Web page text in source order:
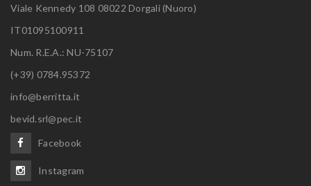
Viale Kennedy 108 08022 Dorgali (Nuoro)
IT01095100911
Num. R.E.A.: NU-75107
(+39) 0784.95372
info@berritta.it
bevid.srl@pec.it
Facebook
Instagram